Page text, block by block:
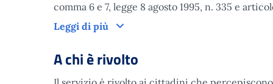
comma 6 e 7, legge 8 agosto 1995, n. 335 e
Leggi di più
Cos’è
A chi è rivolto